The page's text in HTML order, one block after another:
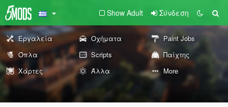
Show Adult Σύνδεση
Εργαλεία Οχήματα
Paint Jobs
Όπλα
Scripts
Παίχτης
Χάρτες
Άλλα More